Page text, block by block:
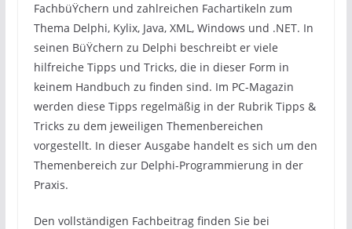
FachbüŸchern und zahlreichen Fachartikeln zum
Thema Delphi, Kylix, Java, XML, Windows und .NET. In
seinen BüŸchern zu Delphi beschreibt er viele
hilfreiche Tipps und Tricks, die in dieser Form in
keinem Handbuch zu finden sind. Im PC-Magazin
werden diese Tipps regelmäßig in der Rubrik Tipps &
Tricks zu dem jeweiligen Themenbereichen
vorgestellt. In dieser Ausgabe handelt es sich um den
Themenbereich zur Delphi-Programmierung in der
Praxis.
Den vollständigen Fachbeitrag finden Sie bei